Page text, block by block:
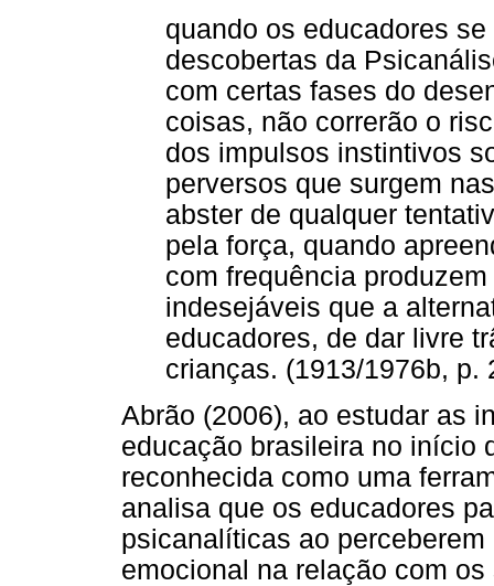
quando os educadores
descobertas da
com certas fases do
coisas, não correrão o
dos impulsos instintivos
perversos que surgem
abster de qualquer
pela força, quando
com frequência
indesejáveis que a
educadores, de dar livre
crianças. (1913/1976b, p.
Abrão (2006), ao estudar as
educação brasileira no início
reconhecida como uma
analisa que os educadores
psicanalíticas ao
emocional na relação com